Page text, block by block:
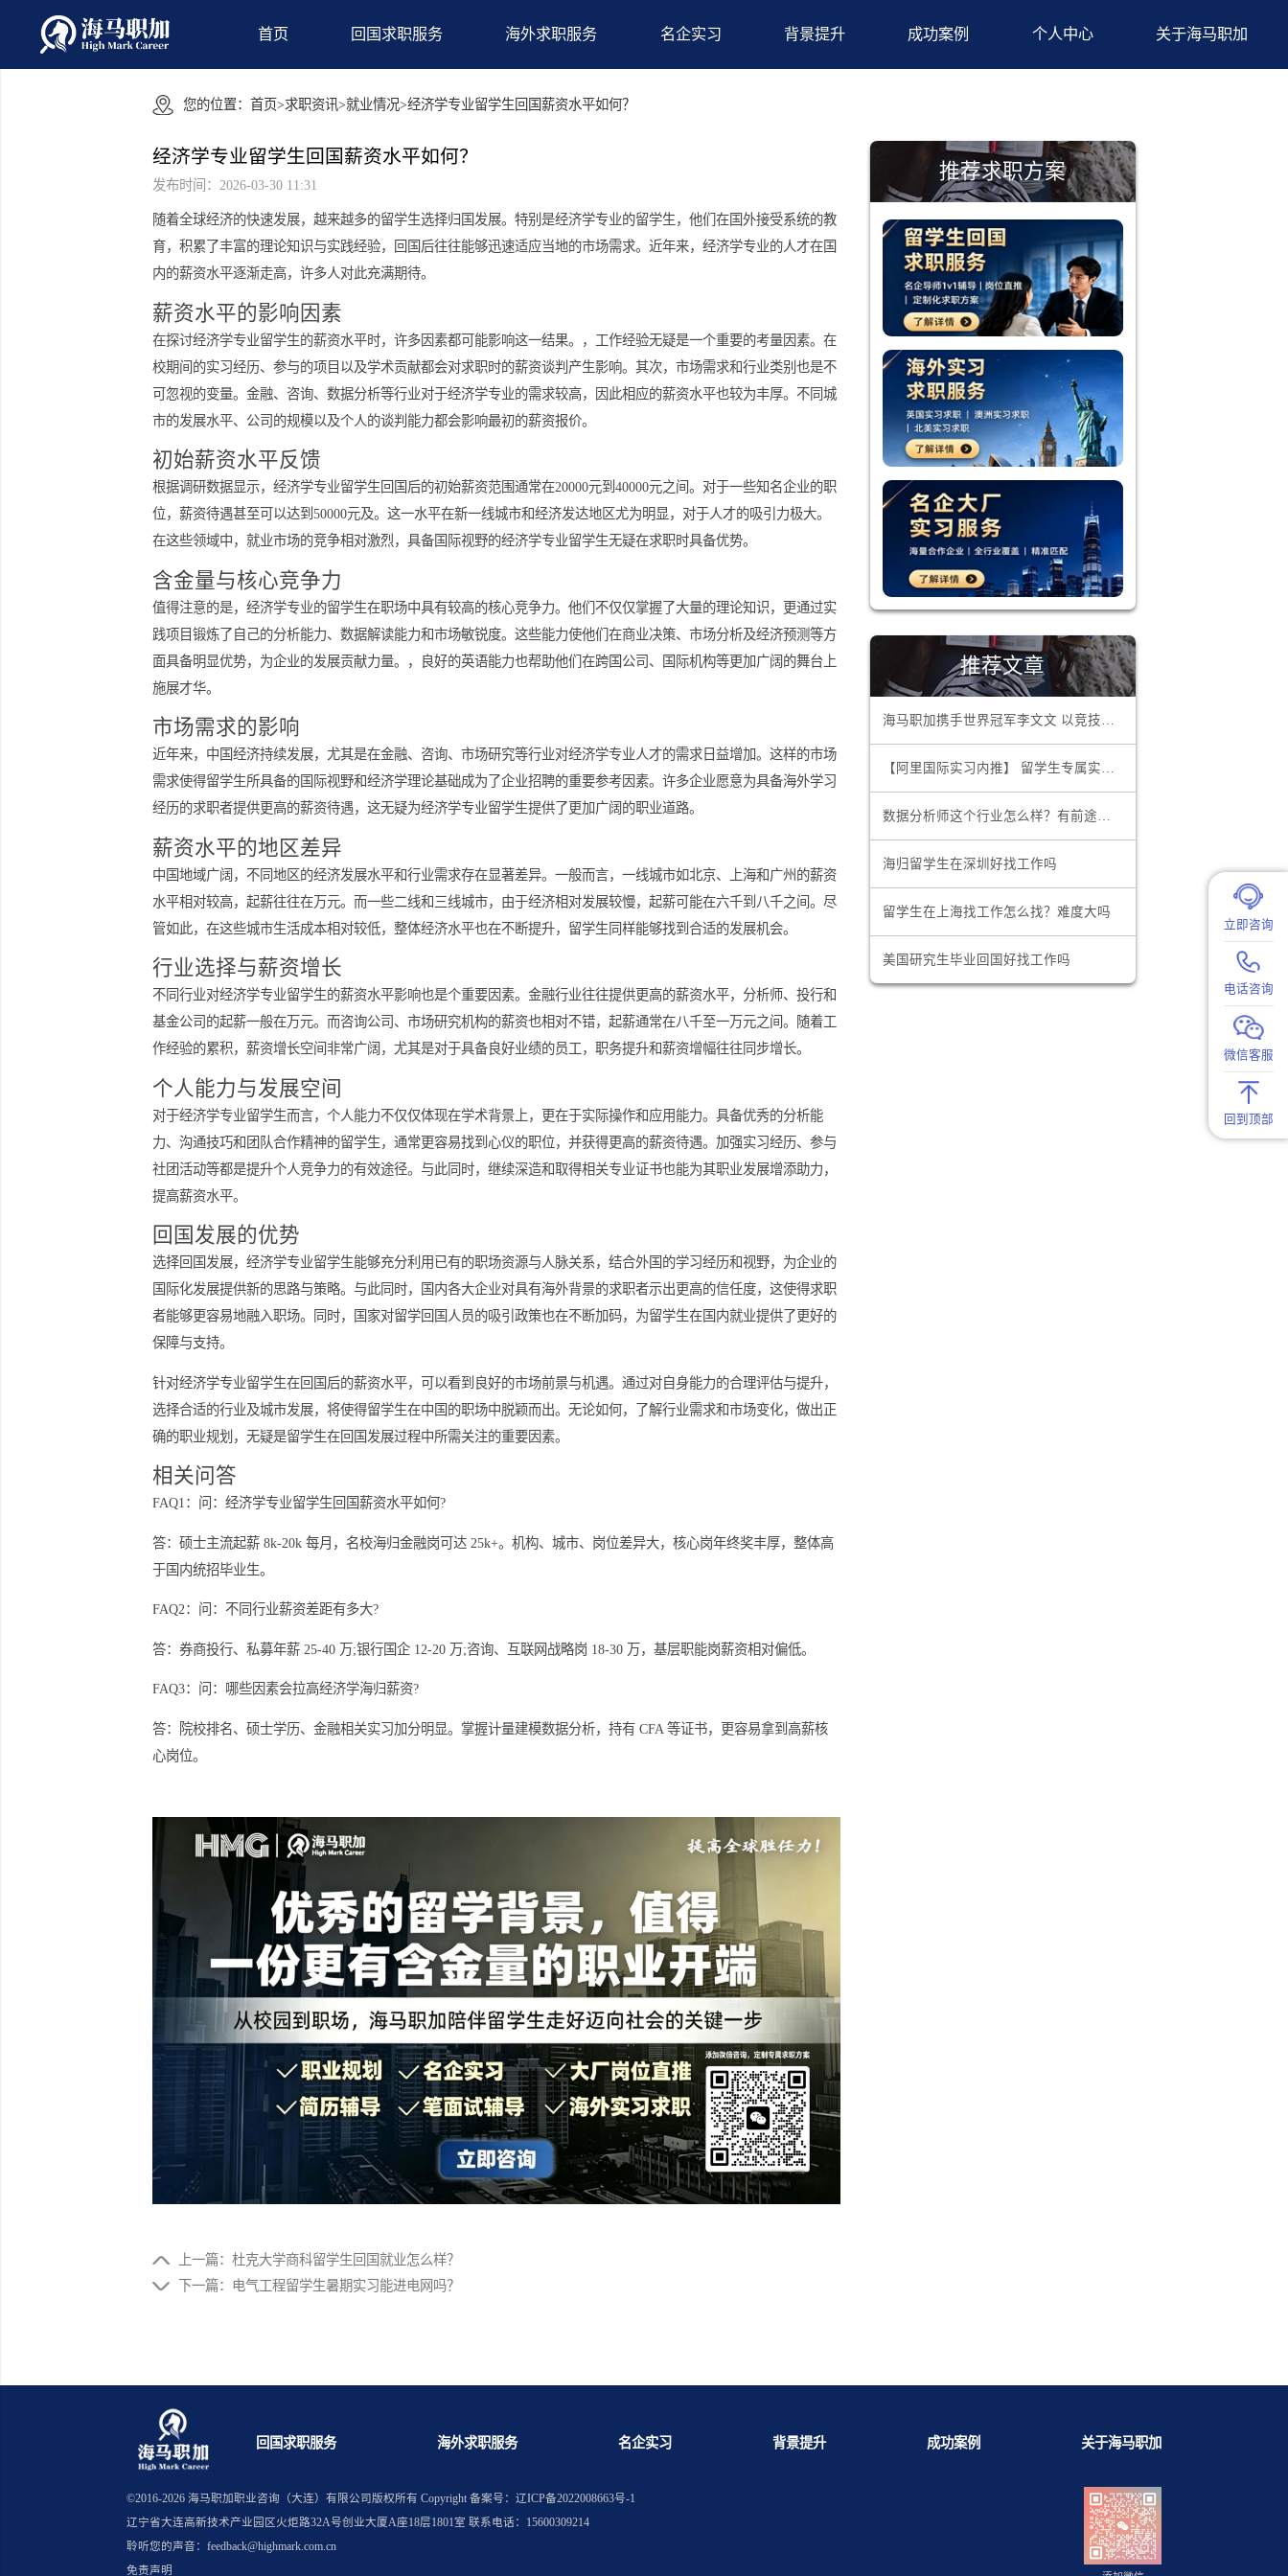
首页 回国求职服务 海外求职服务 名企实习 背景提升 成功案例 个人中心
您的位置： 首页 >求职资讯>就业情况 >经济学专业留学生回国薪资水平如何？
经济学专业留学生回国薪资水平如何？
随着全球经济的快速发展，越来越多的留学生选择归国发展。特别是经济学专业的留学生，他们在国外接受系统的教
育，积累了丰富的理论知识与实践经验，回国后往往能够迅速适应当地的市场需求。近年来，经济学专业的人才在国
内的薪资水平逐渐走高，许多人对此充满期待。
薪资水平的影响因素
在探讨经济学专业留学生的薪资水平时，许多因素都可能影响这一结果。，工作经验无疑是一个重要的考量因素。在
校期间的实习经历、参与的项目以及学术贡献都会对求职时的薪资谈判产生影响。其次，市场需求和行业类别也是不
可忽视的变量。金融、咨询、数据分析等行业对于经济学专业的需求较高，因此相应的薪资水平也较为丰厚。不同城
市的发展水平、公司的规模以及个人的谈判能力都会影响最初的薪资报价。
初始薪资水平反馈
根据调研数据显示，经济学专业留学生回国后的初始薪资范围通常在20000元到40000元之间。对于一些知名企业的职
位，薪资待遇甚至可以达到50000元及。这一水平在新一线城市和经济发达地区尤为明显，对于人才的吸引力极大。
在这些领域中，就业市场的竞争相对激烈，具备国际视野的经济学专业留学生无疑在求职时具备优势。
含金量与核心竞争力
值得注意的是，经济学专业的留学生在职场中具有较高的核心竞争力。他们不仅仅掌握了大量的理论知识，更通过实
面具备明显优势，为企业的发展贡献力量。，良好的英语能力也帮助他们在跨国公司、国际机构等更加广阔的舞台上
施展才华。
市场需求的影响
近年来，中国经济持续发展，尤其是在金融、咨询、市场研究等行业对经济学专业人才的需求日益增加。这样的市场
需求使得留学生所具备的国际视野和经济学理论基础成为了企业招聘的重要参考因素。许多企业愿意为具备海外学习
经历的求职者提供更高的薪资待遇，这无疑为经济学专业留学生提供了更加广阔的职业道路。
薪资水平的地区差异
中国地域广阔，不同地区的经济发展水平和行业需求存在显著差异。一般而言，一线城市如北京、上海和广州的薪资
水平相对较高，起薪往往在万元。而一些二线和三线城市，由于经济相对发展较慢，起薪可能在六千到八千之间。尽
管如此，在这些城市生活成本相对较低，整体经济水平也在不断提升，留学生同样能够找到合适的发展机会。
行业选择与薪资增长
不同行业对经济学专业留学生的薪资水平影响也是个重要因素。金融行业往往提供更高的薪资水平，分析师、投行和
基金公司的起薪一般在万元。而咨询公司、市场研究机构的薪资也相对不错，起薪通常在八千至一万元之间。随着工
作经验的累积，薪资增长空间非常广阔，尤其是对于具备良好业绩的员工，职务提升和薪资增幅往往同步增长。
个人能力与发展空间
对于经济学专业留学生而言，个人能力不仅仅体现在学术背景上，更在于实际操作和应用能力。具备优秀的分析能
力、沟通技巧和团队合作精神的留学生，通常更容易找到心仪的职位，并获得更高的薪资待遇。加强实习经历、参与
社团活动等都是提升个人竞争力的有效途径。与此同时，继续深造和取得相关专业证书也能为其职业发展增添助力，
提高薪资水平。
回国发展的优势
选择回国发展，经济学专业留学生能够充分利用已有的职场资源与人脉关系，结合外国的学习经历和视野，为企业的
国际化发展提供新的思路与策略。与此同时，国内各大企业对具有海外背景的求职者示出更高的信任度，这使得求职
者能够更容易地融入职场。同时，国家对留学回国人员的吸引政策也在不断加码，为留学生在国内就业提供了更好的
保障与支持。
针对经济学专业留学生在回国后的薪资水平，可以看到良好的市场前景与机遇。通过对自身能力的合理评估与提升，
选择合适的行业及城市发展，将使得留学生在中国的职场中脱颖而出。无论如何，了解行业需求和市场变化，做出正
相关问答
答：券商投行、私募年薪 25-40 万;银行国企 12-20 万;咨询、互联网战略岗 18-30 万，基层职能岗薪资相对偏低。
FAQ3：问：哪些因素会拉高经济学海归薪资?
答：院校排名、硕士学历、金融相关实习加分明显。掌握计量建模数据分析，持有 CFA 等证书，更容易拿到高薪核
心岗位。
下一篇：电气工程留学生暑期实习能进电网吗？
推荐求职方案
推荐文章
海归留学生在深圳好找工作吗